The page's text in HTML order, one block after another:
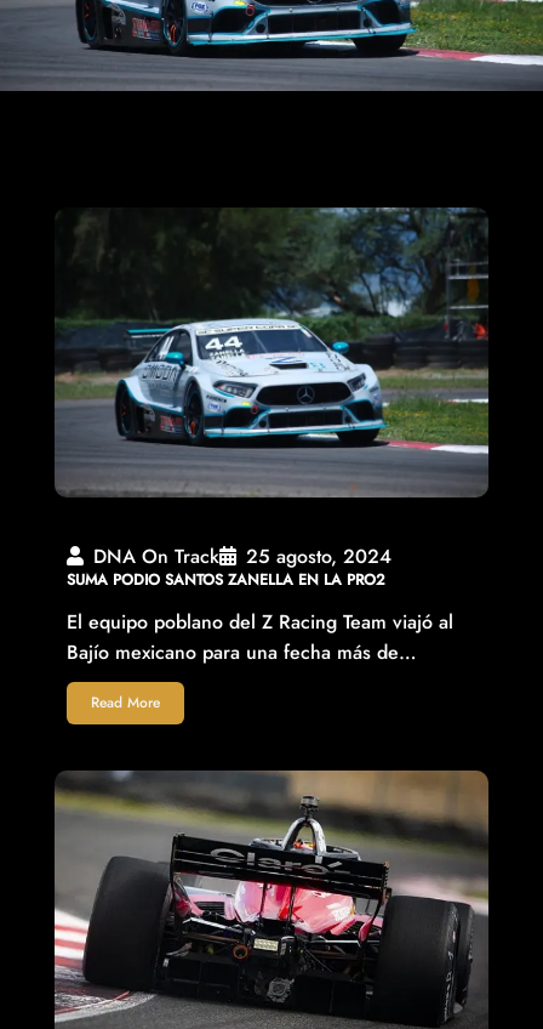
DNA On Track 25 agosto, 2024
SUMA PODIO SANTOS ZANELLA EN LA PRO2
El equipo poblano del Z Racing Team viajó al
Bajío mexicano para una fecha más de…
Read More